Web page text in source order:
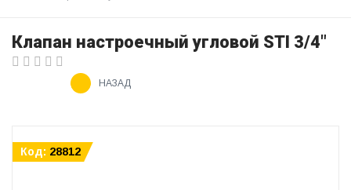
Клапан настроечный угловой STI 3/4"
НАЗАД
Код: 28812